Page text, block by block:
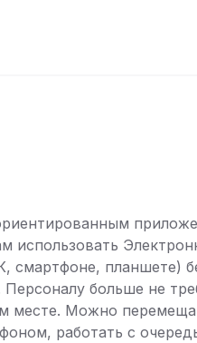
использовать
смартфоне, планшете)
больше не
месте. Можно
работать с